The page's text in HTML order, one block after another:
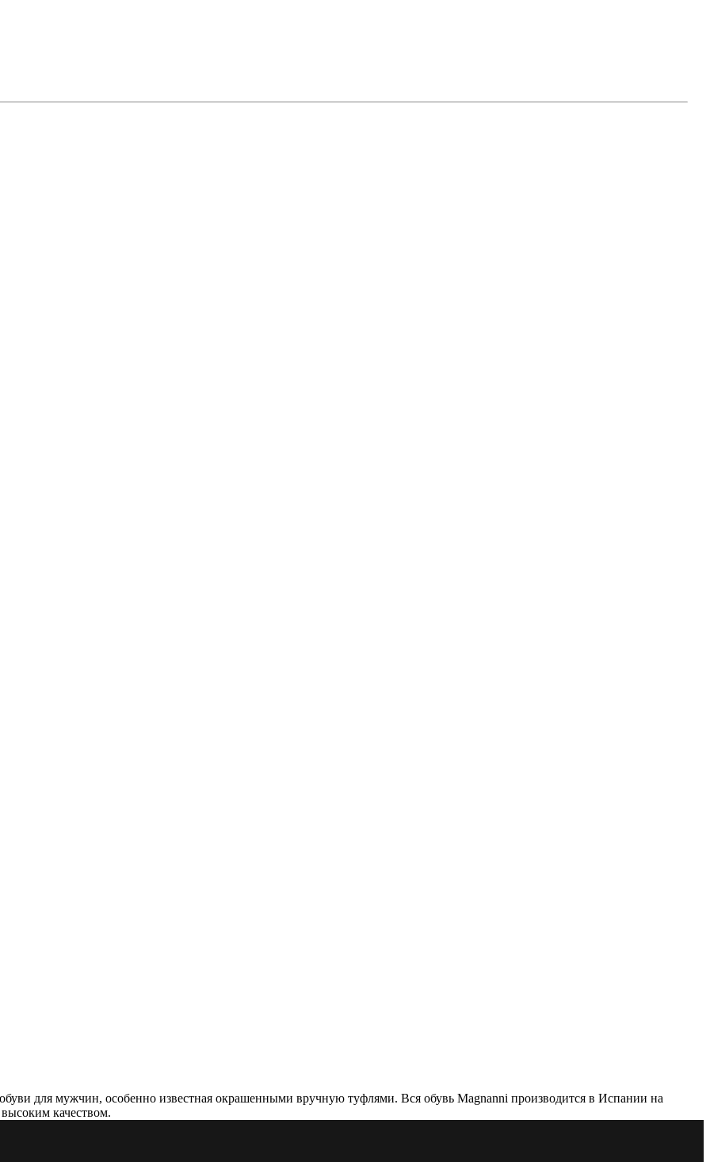
для мужчин, особенно известная окрашенными вручную туфлями. Вся обувь Magnanni производится в Испании на
качеством.